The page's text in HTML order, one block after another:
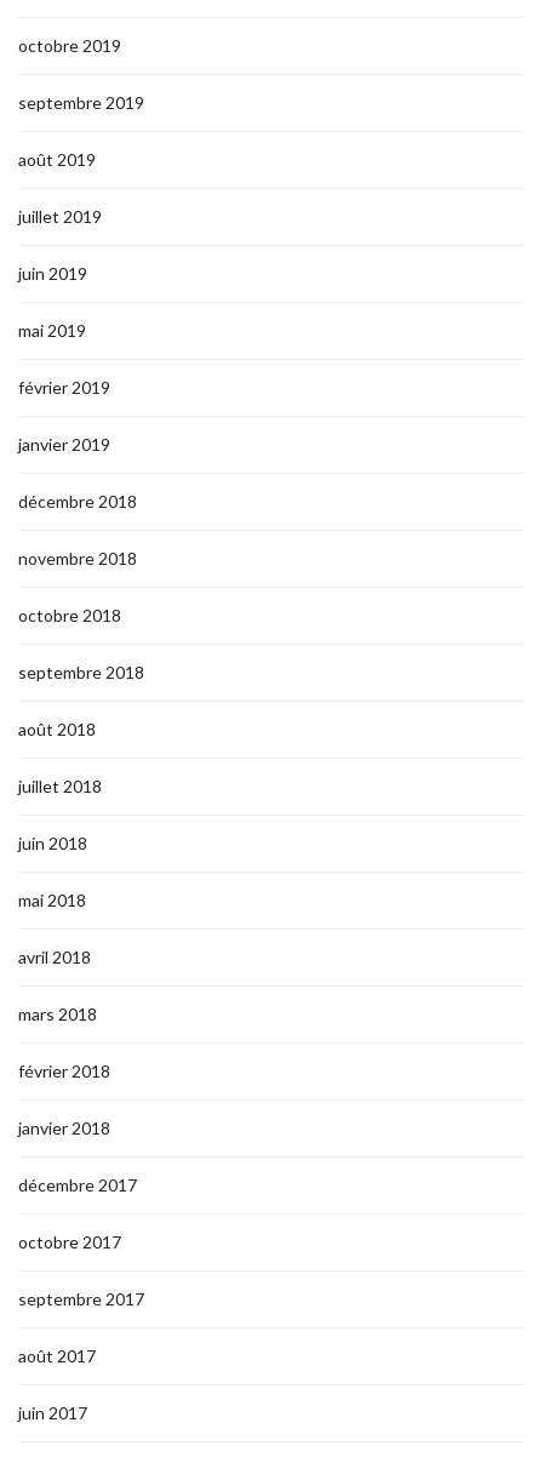
octobre 2019
septembre 2019
août 2019
juillet 2019
juin 2019
mai 2019
février 2019
janvier 2019
décembre 2018
novembre 2018
octobre 2018
septembre 2018
août 2018
juillet 2018
juin 2018
mai 2018
avril 2018
mars 2018
février 2018
janvier 2018
décembre 2017
octobre 2017
septembre 2017
août 2017
juin 2017